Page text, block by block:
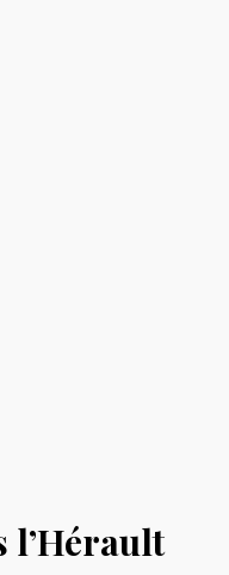
l’Hérault